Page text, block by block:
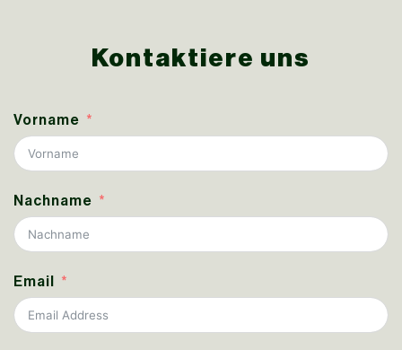
Kontaktiere uns
Vorname
Nachname
Email